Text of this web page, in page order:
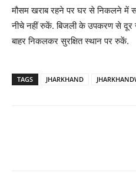
मौसम खराब रहने पर घर से निकलने में
नीचे नहीं रुकें. बिजली के उपकरण से दूर
बाहर निकलकर सुरक्षित स्थान पर रुकें.
TAGS JHARKHAND